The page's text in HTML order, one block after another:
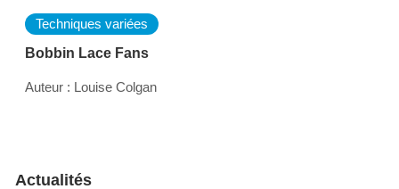
Techniques variées
Bobbin Lace Fans
Auteur : Louise Colgan
Actualités